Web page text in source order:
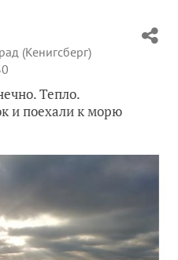
(Кенигсберг)
Тепло.
и поехали к морю